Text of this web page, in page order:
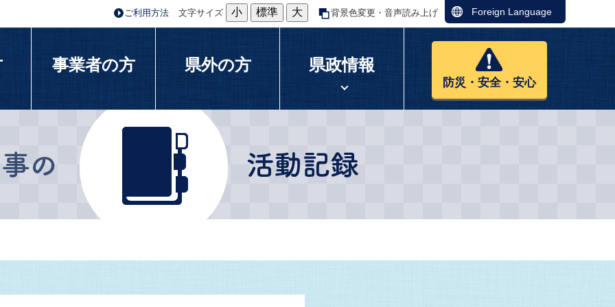
ご利用方法 文字サイズ 小 標準 大 背景色変更・音声読み上げ Foreign Language
事業者の方 県外の方 県政情報
防災・安全・安心